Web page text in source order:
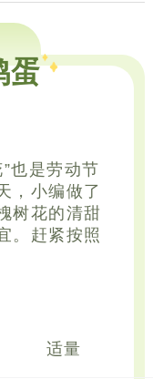
蛋
也是劳动节
，小编做了
树花的清甜
。赶紧按照
适量